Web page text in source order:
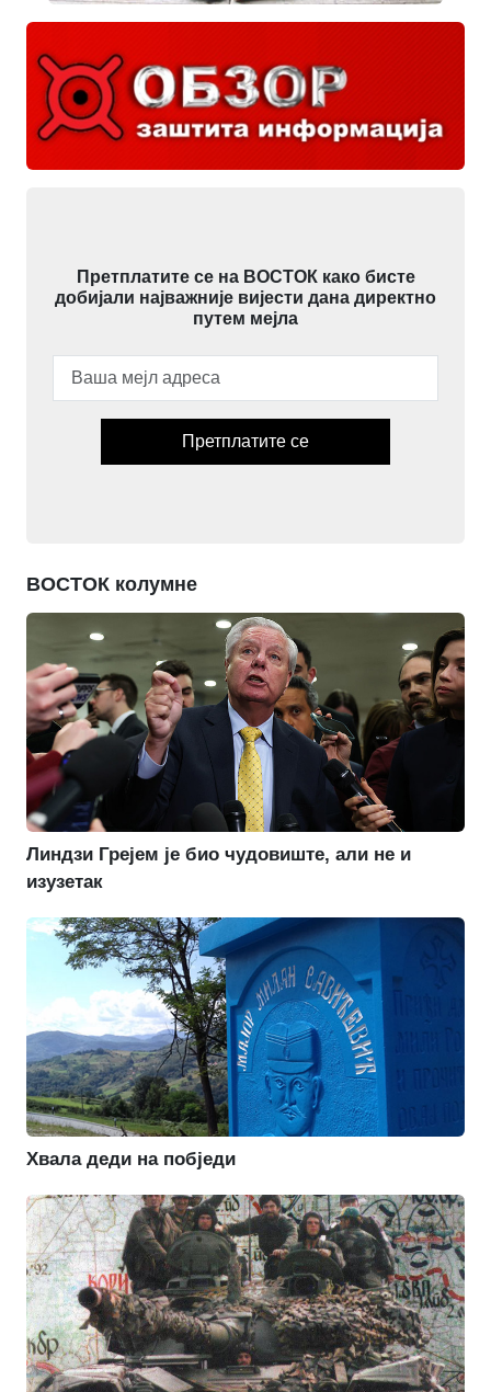
Претплатите се на ВОСТОК како бисте
добијали најважније вијести дана директно
путем мејла
Претплатите се
ВОСТОК колумне
Линдзи Грејем је био чудовиште, али не и
изузетак
Хвала деди на побједи